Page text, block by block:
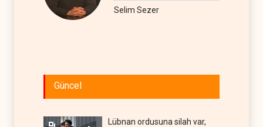
Selim Sezer
Güncel
Lübnan ordusuna silah var,